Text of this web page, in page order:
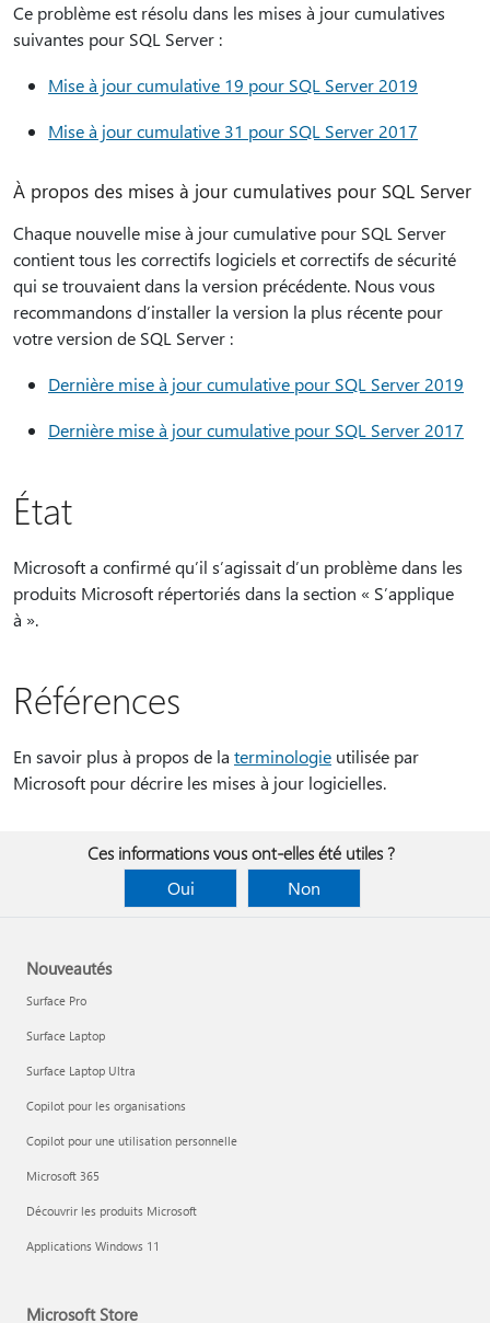
Ce problème est résolu dans les mises à jour cumulatives
suivantes pour SQL Server :
Mise à jour cumulative 19 pour SQL Server 2019
Mise à jour cumulative 31 pour SQL Server 2017
À propos des mises à jour cumulatives pour SQL Server
Chaque nouvelle mise à jour cumulative pour SQL Server
contient tous les correctifs logiciels et correctifs de sécurité
qui se trouvaient dans la version précédente. Nous vous
recommandons d’installer la version la plus récente pour
votre version de SQL Server :
Dernière mise à jour cumulative pour SQL Server 2019
Dernière mise à jour cumulative pour SQL Server 2017
État
Microsoft a confirmé qu’il s’agissait d’un problème dans les
produits Microsoft répertoriés dans la section « S’applique
à ».
Références
En savoir plus à propos de la terminologie utilisée par
Microsoft pour décrire les mises à jour logicielles.
Ces informations vous ont-elles été utiles ?
Oui
Non
Nouveautés
Surface Pro
Surface Laptop
Surface Laptop Ultra
Copilot pour les organisations
Copilot pour une utilisation personnelle
Microsoft 365
Découvrir les produits Microsoft
Applications Windows 11
Microsoft Store